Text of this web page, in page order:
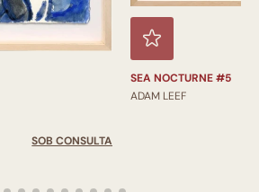
SOB CONSULTA
SEA NOCTURNE #5
ADAM LEEF